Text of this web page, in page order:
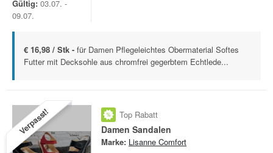
Gültig: 03.07. -
09.07.
€ 16,98 / Stk - für Damen Pflegeleichtes Obermaterial Softes
Futter mit Decksohle aus chromfrei gegerbtem Echtlede...
Verpasst! Top Rabatt
Damen Sandalen
Marke: Lisanne Comfort